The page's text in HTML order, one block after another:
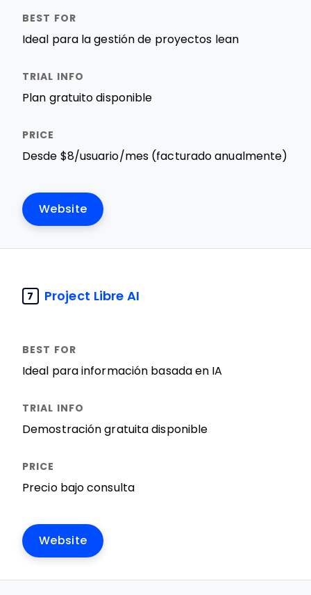
Ideal para la gestión de proyectos lean
Plan gratuito disponible
Desde $8/usuario/mes (facturado anualmente)
Website
7 Project Libre AI
Ideal para información basada en IA
Demostración gratuita disponible
Precio bajo consulta
Website